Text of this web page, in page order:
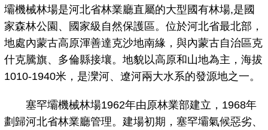
壩機械林場是河北省林業廳直屬的大型國有林場,是國
家森林公園、國家級自然保護區。位於河北省最北部，
地處內蒙古高原渾善達克沙地南緣，與內蒙古自治區克
什克騰旗、多倫縣接壤。地貌以高原和山地為主，海拔
1010-1940米，是灤河、遼河兩大水系的發源地之一。
塞罕壩機械林場1962年由原林業部建立，1968年
劃歸河北省林業廳管理。建場初期，塞罕壩氣候惡劣、